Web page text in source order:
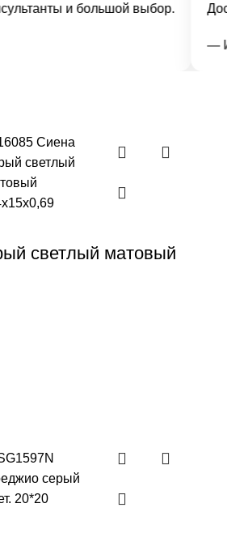
и большой выбор.
—
светлый матовый